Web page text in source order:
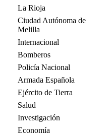
La Rioja
Ciudad Autónoma de
Melilla
Internacional
Bomberos
Policía Nacional
Armada Española
Ejército de Tierra
Salud
Investigación
Economía